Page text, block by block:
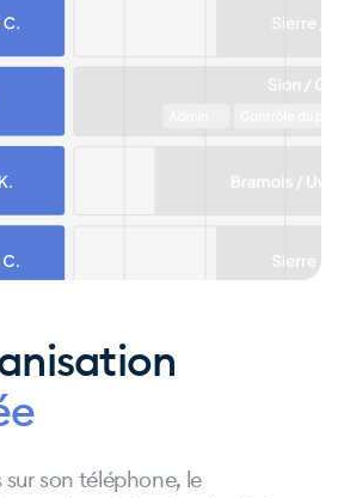
sur son téléphone, le